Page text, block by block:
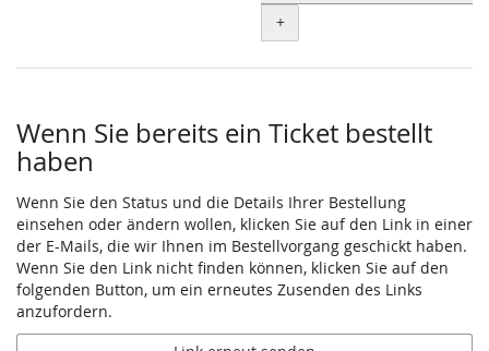
+
Wenn Sie bereits ein Ticket bestellt
haben
Wenn Sie den Status und die Details Ihrer Bestellung
einsehen oder ändern wollen, klicken Sie auf den Link in einer
der E-Mails, die wir Ihnen im Bestellvorgang geschickt haben.
Wenn Sie den Link nicht finden können, klicken Sie auf den
folgenden Button, um ein erneutes Zusenden des Links
anzufordern.